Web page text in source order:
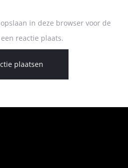
in deze browser voor de
reactie plaats.